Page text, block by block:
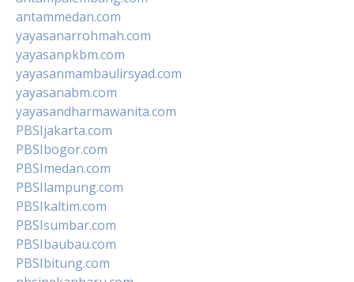
antammedan.com
yayasanarrohmah.com
yayasanpkbm.com
yayasanmambaulirsyad.com
yayasanabm.com
yayasandharmawanita.com
PBSIjakarta.com
PBSIbogor.com
PBSImedan.com
PBSIlampung.com
PBSIkaltim.com
PBSIsumbar.com
PBSIbaubau.com
PBSIbitung.com